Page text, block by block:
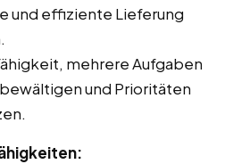
und effiziente Lieferung
mehrere Aufgaben
und Prioritäten